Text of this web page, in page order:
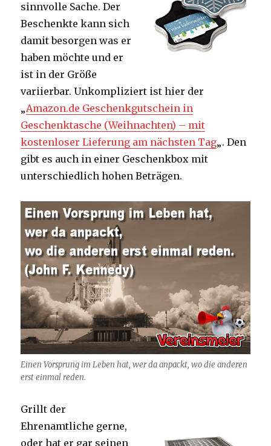
sinnvolle Sache. Der
Beschenkte kann sich
damit besorgen was er
haben möchte und er
ist in der Größe
variierbar. Unkompliziert ist hier der
„Amazon.de Geschenkgutschein in
Geschenktasche (Weihnachten) – mit
kostenloser Lieferung am nächsten Tag„. Den
gibt es auch in einer Geschenkbox mit
unterschiedlich hohen Beträgen.
Einen Vorsprung im Leben hat, wer da anpackt, wo die anderen
erst einmal reden.
Grillt der
Ehrenamtliche gerne,
oder hat er gar seinen